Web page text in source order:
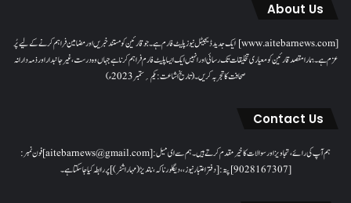
About Us
[www.aitebarnews.com] ایک جدید ڈیجیٹل نیوز پلیٹ فارم ہے۔ جو قارئین کو مستند خبریں اور مضامین فراہم کرنے کے لیے پُر
عزم ہے۔ ہمارا مقصدقارئین کو معیاری تخلیقات تک رسائی اور انہیں ایک ایسا پلیٹ فارم فراہم کرنا ہے جہاں وہ درست، غیر جانبدار اور ذمہ دارانہ
صحافت کا تجربہ کریں۔( تاریخ اشاعت : یکم؍ ستمبر 2023ء)
Contact Us
ہم آپ کی رائے، تجاویز اور سوالات کا خیرمقدم کرتے ہیں۔ ہم سےای میل: [aitebarnews@gmail.com]فون نمبر:
[9028167307]پتہ: [دفتر اعتبار نیوز، ، دیگلور ناکہ، ناندیڑ(مہاراشٹر) ] پر رابطہ کیا جاسکتا ہے۔